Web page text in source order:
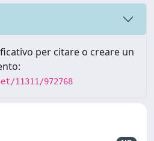
per citare o creare un
11311/972768